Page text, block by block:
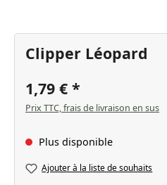
Clipper Léopard
1,79 €
Prix TTC, frais de livraison en sus
Plus disponible
Ajouter à la liste de souhaits